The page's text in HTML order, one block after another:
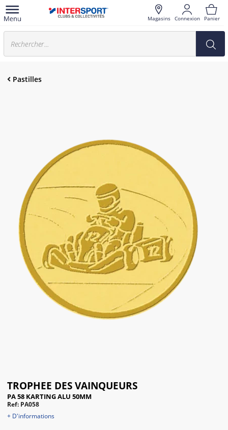
Magasins Connexion Panier
Pastilles
TROPHEE DES VAINQUEURS
PA 58 KARTING ALU 50MM
Ref: PA058
+ D'informations